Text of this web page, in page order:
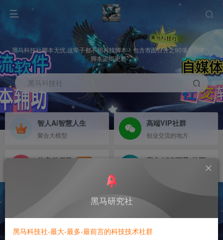
黑马科技社脚本无忧,这辈子都不用再找脚本！包含市面百分之90项目脚本，
脚本定期更新，
黑马科技社
智人Ai智慧人生
聚合大模型
高端VIP社群
创业交流的地方
信息差项目
NEW
黑马研究社
黑马科技社-最大-最多-最前言的科技技术社群